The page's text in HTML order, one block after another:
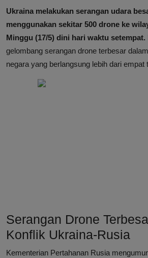
Ukraina melakukan serangan udara
menggunakan sekitar 500 drone ke
Minggu (17/5) dini hari waktu setempat.
gelombang serangan drone terbesar
negara yang berlangsung lebih dari empat
Serangan Drone
Konflik Ukraina-Rusia
Kementerian Pertahanan Rusia